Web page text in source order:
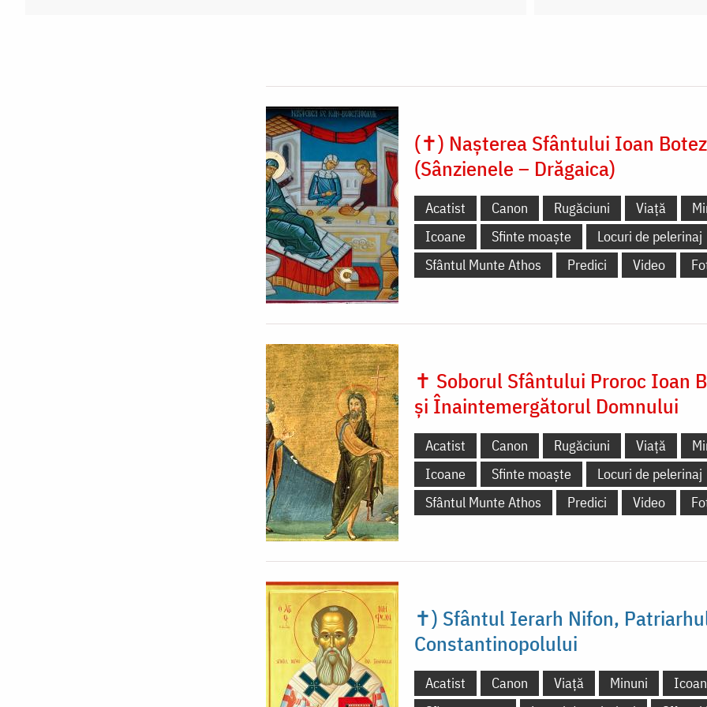
(✝) Nașterea Sfântului Ioan
(Sânzienele – Drăgaica)
Acatist Canon Rugăciuni Viață
Icoane
Sfinte moaște
Locuri de pelerinaj
Sfântul Munte Athos
Predici Video
✝ Soborul Sfântului Proroc Ioan
și Înaintemergătorul Domnului
Acatist Canon Rugăciuni Viață
Icoane
Sfinte moaște
Locuri de pelerinaj
Sfântul Munte Athos
Predici Video
✝) Sfântul Ierarh Nifon,
Constantinopolului
Acatist Canon Viață Minuni